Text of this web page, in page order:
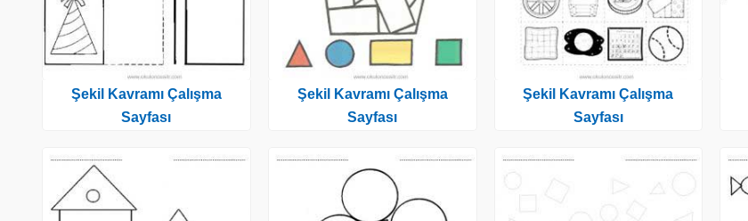
Şekil Kavramı Çalışma
Sayfası
Şekil Kavramı Çalışma
Sayfası
Şekil Kavramı Çalışma
Sayfası